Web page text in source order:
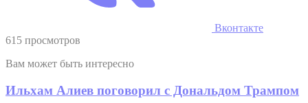
Вконтакте
615 просмотров
Вам может быть интересно
Ильхам Алиев поговорил с Дональдом Трампом